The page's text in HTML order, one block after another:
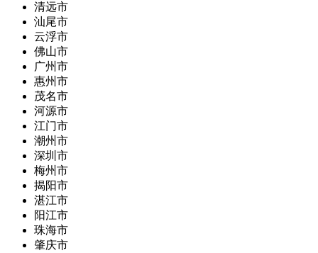
清远市
汕尾市
云浮市
佛山市
广州市
惠州市
茂名市
河源市
江门市
潮州市
深圳市
梅州市
揭阳市
湛江市
阳江市
珠海市
肇庆市